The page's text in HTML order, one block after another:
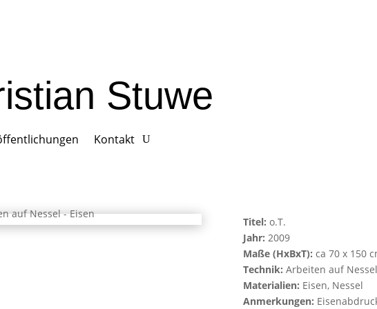
Stuwe
Kontakt
Titel: o.T.
Jahr: 2009
Maße (HxBxT): ca 70 x 150
Technik: Arbeiten auf Nessel
Materialien: Eisen, Nessel
Anmerkungen: